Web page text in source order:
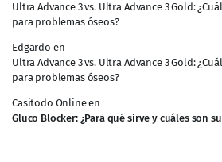
Ultra Advance 3 vs. Ultra Advance 3 Gold:
para problemas óseos?
Edgardo en
Ultra Advance 3 vs. Ultra Advance 3 Gold:
para problemas óseos?
Casitodo Onlineen
Gluco Blocker: ¿Para qué sirve y cuáles son